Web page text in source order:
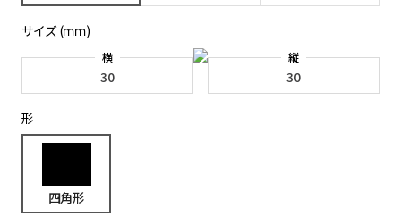
サイズ (ｍｍ)
横 縦
形
四角形